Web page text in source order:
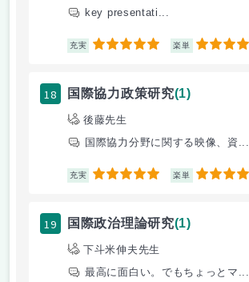
key presentati...
充実 5 楽単 4
18 国際協力政策研究(1)
後藤先生
国際協力分野に関する映像、資...
充実 5 楽単 5
19 国際政治理論研究(1)
下斗米伸夫先生
最高に面白い。でもちょっとマ...